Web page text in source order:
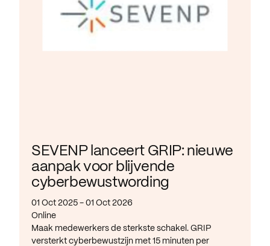
SEVENP lanceert GRIP: nieuwe
aanpak voor blijvende
cyberbewustwording
01 Oct 2025 - 01 Oct 2026
Online
Maak medewerkers de sterkste schakel. GRIP
versterkt cyberbewustzijn met 15 minuten per